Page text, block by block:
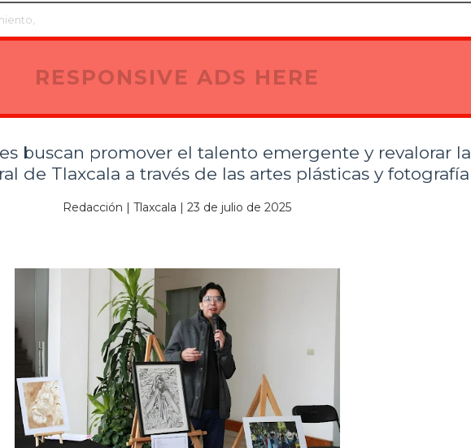
RESPONSIVE ADS HERE
buscan promover el talento emergente y revalorar la
de Tlaxcala a través de las artes plásticas y fotografía
Redacción | Tlaxcala | 23 de julio de 2025